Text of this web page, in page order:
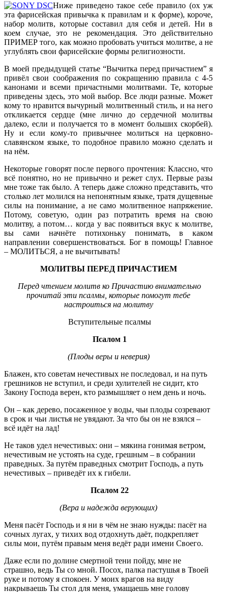
Ниже приведено такое себе правило (ох уж
эта фарисейская привычка к правилам и к форме), короче,
набор молитв, которые составил для себя и детей. Ни в
коем случае, это не рекомендация. Это действительно
ПРИМЕР того, как можно пробовать учиться молитве, а не
углублять свои фарисейские формы религиозности.
В моей предыдущей статье “Вычитка перед причастием” я
привёл свои соображения по сокращению правила с 4-5
канонами и всеми причастными молитвами. Те, которые
приведены здесь, это мой выбор. Все люди разные. Может
кому то нравится вычурный молитвенный стиль, и на него
откликается сердце (мне лично до сердечной молитвы
далеко, если и получается то в момент больших скорбей).
Ну и если кому-то привычнее молиться на церковно-
славянском языке, то подобное правило можно сделать и
на нём.
Некоторые говорят после первого прочтения: Классно, что
всё понятно, но не привычно и режет слух. Первые разы
мне тоже так было. А теперь даже сложно представить, что
столько лет молился на непонятным языке, тратя дущевные
силы на понимание, а не само молитвенное напряжение.
Потому, советую, один раз потратить время на свою
молитву, а потом… когда у вас появиться вкус к молитве,
вы сами начнёте потихоньку понимать, в каком
направлении совершенствоваться. Бог в помощь! Главное
– МОЛИТЬСЯ, а не вычитывать!
МОЛИТВЫ ПЕРЕД ПРИЧАСТИЕМ
Перед чтением молитв ко Причастию внимательно
прочитай эти псалмы, которые помогут тебе
настроиться на молитву
Вступительные псалмы
Псалом 1
(Плоды веры и неверия)
Блажен, кто советам нечестивых не последовал, и на путь
грешников не вступил, и среди хулителей не сидит, кто
Закону Господа верен, кто размышляет о нем день и ночь.
Он – как дерево, посаженное у воды, чьи плоды созревают
в срок и чьи листья не увядают. За что бы он не взялся –
всё идёт на лад!
Не таков удел нечестивых: они – мякина гонимая ветром,
нечестивым не устоять на суде, грешным – в собрании
праведных. За путём праведных смотрит Господь, а путь
нечестивых – приведёт их к гибели.
Псалом 22
(Вера и надежда верующих)
Меня пасёт Господь и я ни в чём не знаю нужды: пасёт на
сочных лугах, у тихих вод отдохнуть даёт, подкрепляет
силы мои, путём правым меня ведёт ради имени Своего.
Даже если по долине смертной тени пойду, мне не
страшно, ведь Ты со мной. Посох, палка пастушья в Твоей
руке и потому я спокоен. У моих врагов на виду
накрываешь Ты стол для меня, умащаешь мне голову